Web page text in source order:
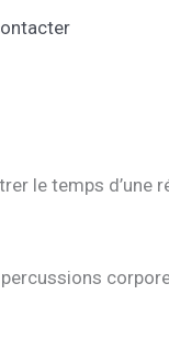
le temps d’une